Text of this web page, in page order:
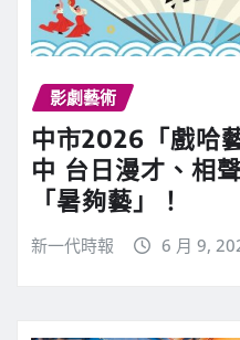
影劇藝術
中市2026「戲哈
中 台日漫才、相
「暑夠藝」！
新一代時報 6 月 9,